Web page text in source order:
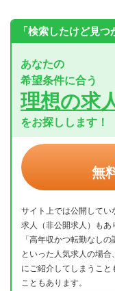
「検索したけど見つ
あなたの
希望条件に合う
理想の求
をお探しします！
無
サイト上では公開してい
求人（非公開求人）もあ
「高年収かつ転勤なし
といった人気求人の場
にご紹介してしまうこ
こともあります。